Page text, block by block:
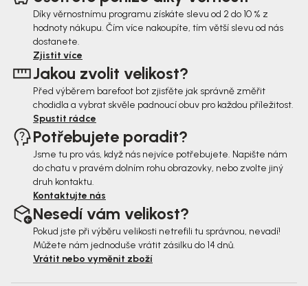
Díky věrnostnímu programu získáte slevu od 2 do 10 % z
hodnoty nákupu. Čím více nakoupíte, tím větší slevu od nás
dostanete.
Zjistit více
Jakou zvolit velikost?
Před výběrem barefoot bot zjisťěte jak správně změřit
chodidla a vybrat skvěle padnoucí obuv pro každou příležitost.
Spustit rádce
Potřebujete poradit?
Jsme tu pro vás, když nás nejvíce potřebujete. Napište nám
do chatu v pravém dolním rohu obrazovky, nebo zvolte jiný
druh kontaktu.
Kontaktujte nás
Nesedí vám velikost?
Pokud jste při výběru velikosti netrefili tu správnou, nevadí!
Můžete nám jednoduše vrátit zásilku do 14 dnů.
Vrátit nebo vyměnit zboží